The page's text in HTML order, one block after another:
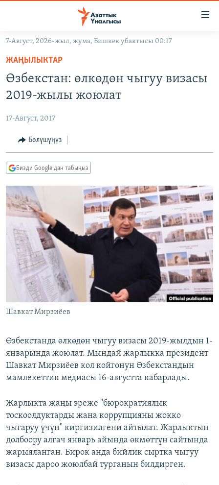
Навигацияга
өтүңүз
Издөөгө
салыңыз
КЫРГЫЗСТАН
ЭКОНОМИКА
МАДАНИЯТ
БОРБОР АЗИЯ
АТАЙЫН ИЛИКТӨӨ
ТВ ПРОГРАММАЛАР
ЭКСПЕРТТЕР ТАЛДАЙТ
БИЗ ЖАНА ДҮЙНӨ
ДАНИСТЕ
ЭЖЕ-СИҢДИЛЕР
АЗАТТЫК+
ЫҢГАЙСЫЗ СУРООЛОР
ӨЗГӨЧӨ ПИКИР
Русский
ОНЛАЙН ШЕРИНЕ
ЭЕ/АРнун бардык сайттары
7-Август, 2026-жыл, жума, Бишкек убактысы 00:17
ЖАҢЫЛЫКТАР
Өзбекстан: өлкөдөн чыгуу визасы
2019-жылы жоюлат
17-Август, 2017
Бөлүшүңүз
Бизди Google'дан табыңыз
Шавкат Мирзиёев
Өзбекстанда өлкөдөн чыгуу визасы 2019-жылдын 1-
январында жоюлат. Мындай жарлыкка президент
Шавкат Мирзиёев кол койгонун Өзбекстандын
мамлекеттик медиасы 16-августта кабарлады.
Жарлыкта жаңы эреже "бюрократиялык
тоскоолдуктарды жана коррупцияны жокко
чыгаруу үчүн" киргизилгени айтылат. Жарлыктын
долбоору алгач январь айында өкмөттүн сайтында
жарыяланган. Бирок анда бийлик сыртка чыгуу
визасы дароо жоюлбай турганын билдирген.